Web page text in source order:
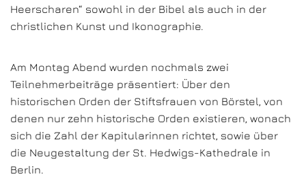
Heerscharen“ sowohl in der Bibel als auch in der
christlichen Kunst und Ikonographie.
Am Montag Abend wurden nochmals zwei
Teilnehmerbeiträge präsentiert: Über den
historischen Orden der Stiftsfrauen von Börstel, von
denen nur zehn historische Orden existieren, wonach
sich die Zahl der Kapitularinnen richtet, sowie über
die Neugestaltung der St. Hedwigs-Kathedrale in
Berlin.